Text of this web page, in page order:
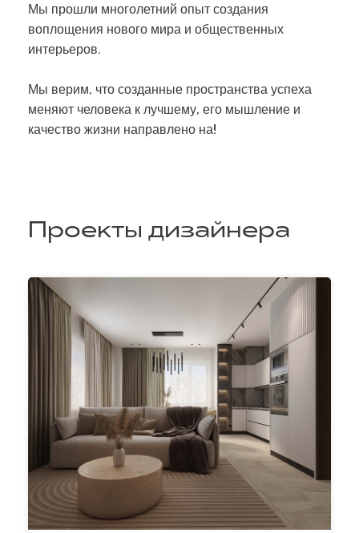
Мы прошли многолетний опыт создания
воплощения нового мира и общественных
интерьеров.
Мы верим, что созданные пространства успеха
меняют человека к лучшему, его мышление и
качество жизни направлено на!
Проекты дизайнера